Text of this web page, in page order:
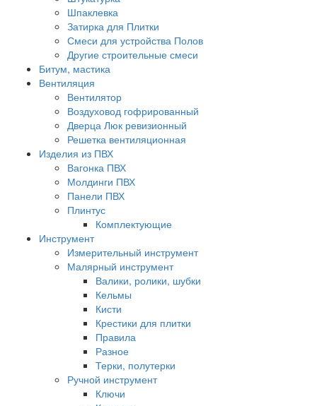
Шпаклевка
Затирка для Плитки
Смеси для устройства Полов
Другие строительные смеси
Битум, мастика
Вентиляция
Вентилятор
Воздуховод гофрированный
Дверца Люк ревизионный
Решетка вентиляционная
Изделия из ПВХ
Вагонка ПВХ
Молдинги ПВХ
Панели ПВХ
Плинтус
Комплектующие
Инструмент
Измерительный инструмент
Малярный инструмент
Валики, ролики, шубки
Кельмы
Кисти
Крестики для плитки
Правила
Разное
Терки, полутерки
Ручной инструмент
Ключи